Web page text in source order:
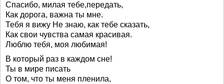
Спасибо, милая тебе,передать,
Как дорога, важна ты мне.
Тебя я вижу Не знаю, как тебе сказать,
Как свои чувства самая красивая.
Люблю тебя, моя любимая!
В который раз в каждом сне!
Ты в мире писать
О том, что ты меня пленила,